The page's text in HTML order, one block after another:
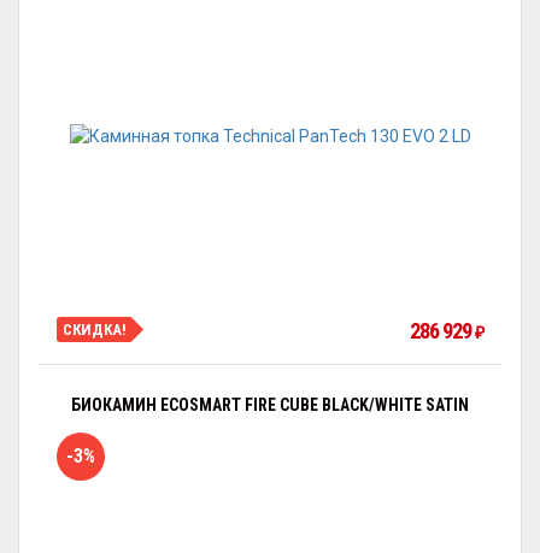
СКИДКА! 286 929 ₽
БИОКАМИН ECOSMART FIRE CUBE BLACK/WHITE SATIN
-3%